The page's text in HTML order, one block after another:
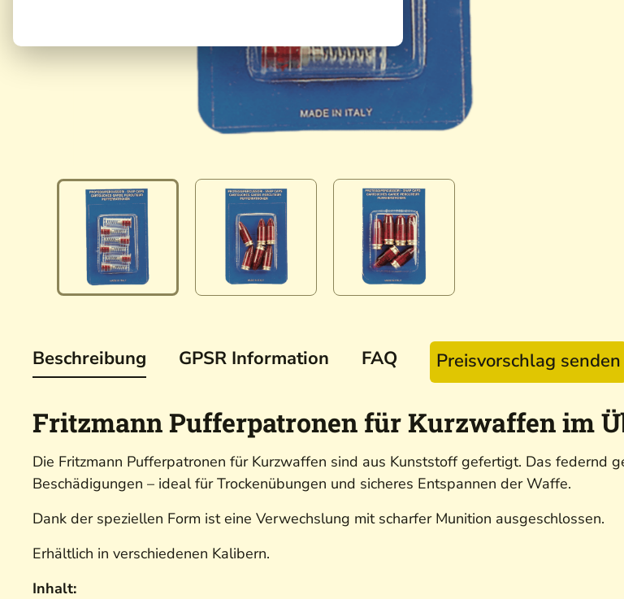
Beschreibung GPSR Information FAQ Preisvorschlag senden
Fritzmann Pufferpatronen für Kurzwaffen im
Die Fritzmann Pufferpatronen für Kurzwaffen sind aus Kunststoff gefertigt. Das federnd
Beschädigungen – ideal für Trockenübungen und sicheres Entspannen der Waffe.
Dank der speziellen Form ist eine Verwechslung mit scharfer Munition ausgeschlossen.
Erhältlich in verschiedenen Kalibern.
Inhalt: